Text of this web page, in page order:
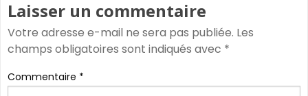
Laisser un commentaire
Votre adresse e-mail ne sera pas publiée. Les
champs obligatoires sont indiqués avec *
Commentaire *